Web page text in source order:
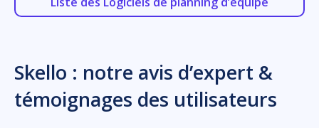
Skello : notre avis d’expert &
témoignages des utilisateurs